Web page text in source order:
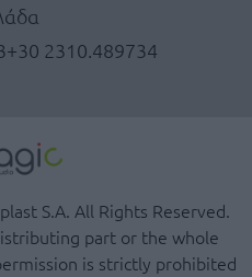
+30 2310.489734
S.A. All Rights Reserved.
part or the whole
is strictly prohibited